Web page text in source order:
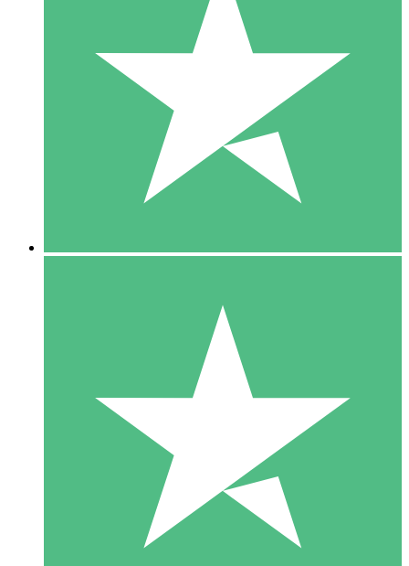
Individuelle Credit-Pakete
Zahlen Sie nach Bedarf mit Download-Credits. Keine
monatliche Verpflichtung erforderlich.
10 00
10 Downloads
20 00